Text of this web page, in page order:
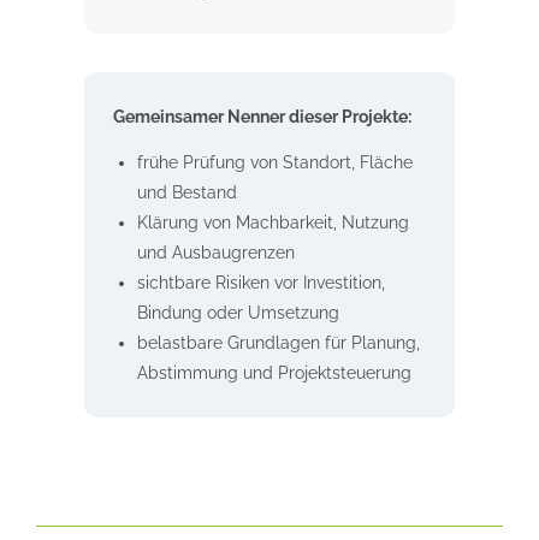
Gemeinsamer Nenner dieser Projekte:
frühe Prüfung von Standort, Fläche
und Bestand
Klärung von Machbarkeit, Nutzung
und Ausbaugrenzen
sichtbare Risiken vor Investition,
Bindung oder Umsetzung
belastbare Grundlagen für Planung,
Abstimmung und Projektsteuerung